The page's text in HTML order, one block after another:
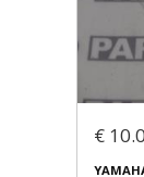
€